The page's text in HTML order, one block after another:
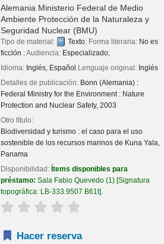
Alemania Ministerio Federal de Medio
Ambiente Protección de la Naturaleza y
Seguridad Nuclear (BMU)
Tipo de material: Texto; Forma literaria: No es
ficción ; Audiencia: Especializado;
Idioma: Inglés, Español Lenguaje original: Inglés
Detalles de publicación: Bonn (Alemania) :
Federal Ministry for the Environment : Nature
Protection and Nuclear Safety, 2003
Otro título:
Biodiversidad y turismo : el caso para el uso
sostenible de los recursos marinos de Kuna Yala,
Panama
Disponibilidad: Ítems disponibles para
préstamo: Sala Fabio Quevedo(1) Signatura
topográfica: LB-333.9507 B61t .
valoración
Hacer reserva